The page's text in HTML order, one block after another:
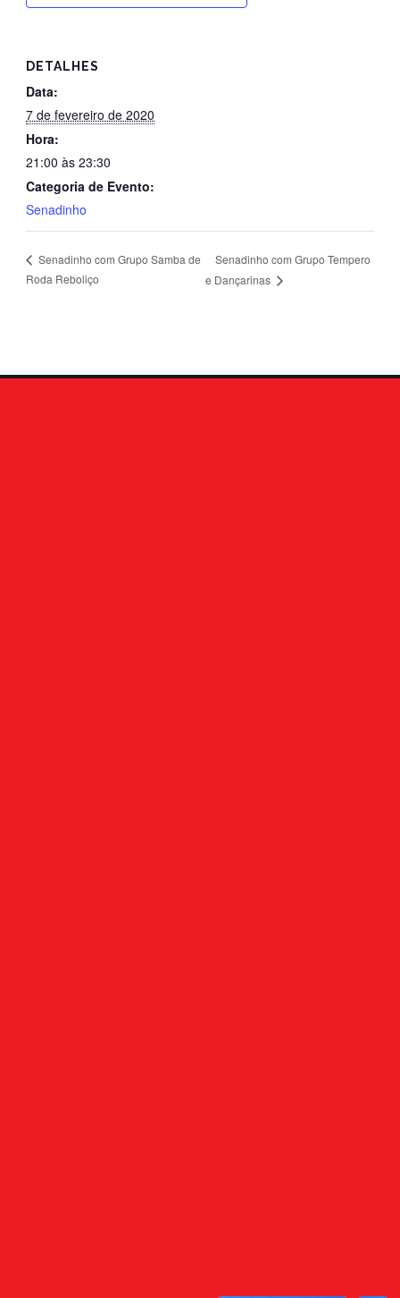
DETALHES
Data:
7 de fevereiro de 2020
Hora:
21:00 às 23:30
Categoria de Evento:
Senadinho
Senadinho com Grupo Samba de
Roda Reboliço
Senadinho com Grupo Tempero
e Dançarinas